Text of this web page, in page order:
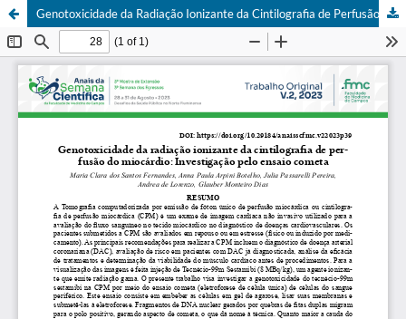
Genotoxicidade da Radiação Ionizante da Cintilografia de Perfusão do Miocárdio: